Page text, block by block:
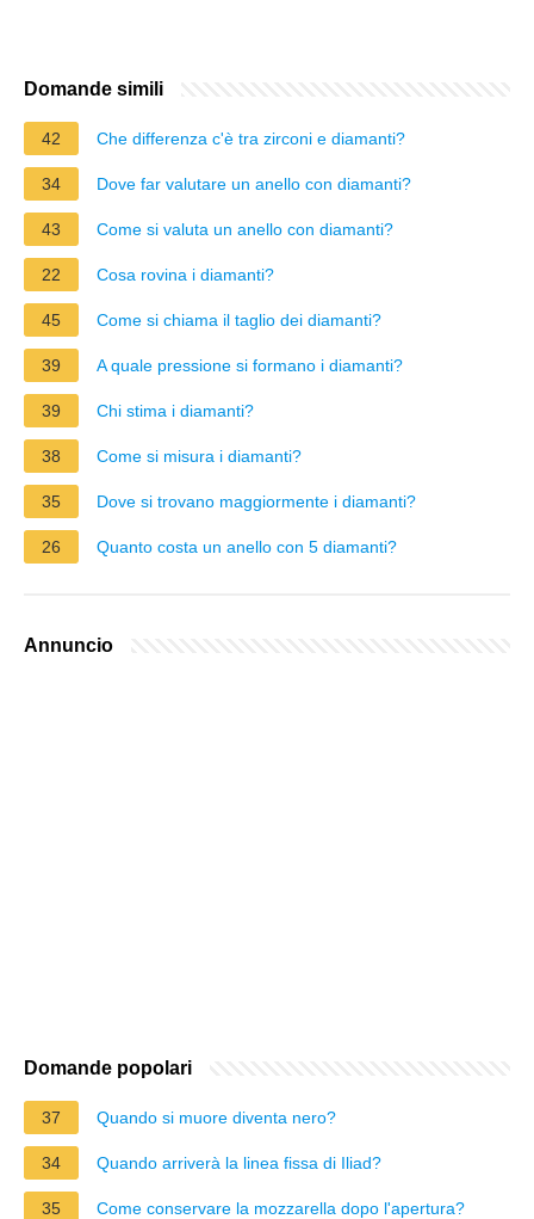
Domande simili
42 Che differenza c'è tra zirconi e diamanti?
34 Dove far valutare un anello con diamanti?
43 Come si valuta un anello con diamanti?
22 Cosa rovina i diamanti?
45 Come si chiama il taglio dei diamanti?
39 A quale pressione si formano i diamanti?
39 Chi stima i diamanti?
38 Come si misura i diamanti?
35 Dove si trovano maggiormente i diamanti?
26 Quanto costa un anello con 5 diamanti?
Annuncio
Domande popolari
37 Quando si muore diventa nero?
34 Quando arriverà la linea fissa di Iliad?
35 Come conservare la mozzarella dopo l'apertura?